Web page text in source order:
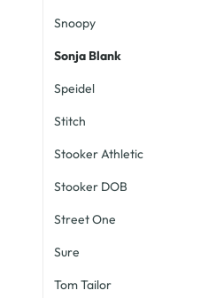
Snoopy
Sonja Blank
Speidel
Stitch
Stooker Athletic
Stooker DOB
Street One
Sure
Tom Tailor